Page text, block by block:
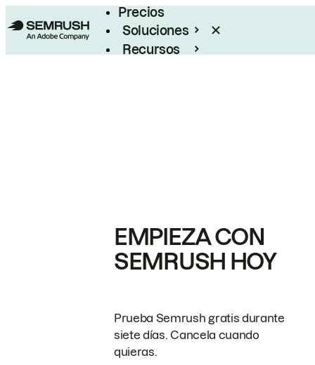
Precios
Soluciones
Recursos
EMPIEZA CON
SEMRUSH HOY
Prueba Semrush gratis durante
siete días. Cancela cuando
quieras.